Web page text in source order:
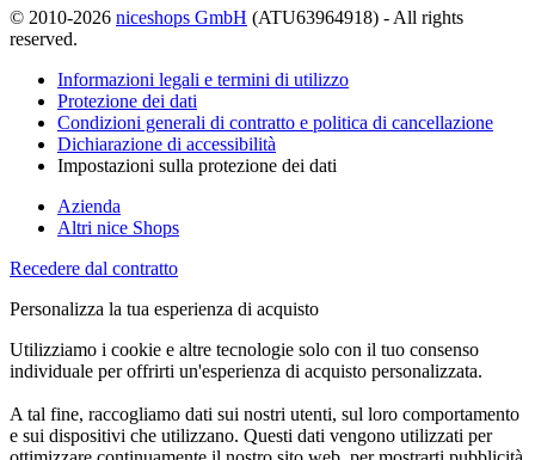
© 2010-2026 niceshops GmbH (ATU63964918) - All rights
reserved.
Informazioni legali e termini di utilizzo
Protezione dei dati
Condizioni generali di contratto e politica di cancellazione
Dichiarazione di accessibilità
Impostazioni sulla protezione dei dati
Azienda
Altri nice Shops
Recedere dal contratto
Personalizza la tua esperienza di acquisto
Utilizziamo i cookie e altre tecnologie solo con il tuo consenso
individuale per offrirti un'esperienza di acquisto personalizzata.
A tal fine, raccogliamo dati sui nostri utenti, sul loro comportamento
e sui dispositivi che utilizzano. Questi dati vengono utilizzati per